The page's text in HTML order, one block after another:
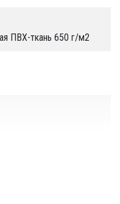
ПВХ-ткань 650 г/м2